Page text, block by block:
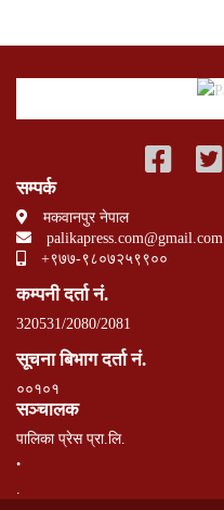
सम्पर्क
मकवानपुर नेपाल
palikapress.com@gmail.com
+९७७-९८०७२५९९००
कम्पनी दर्ता नं.
320531/2080/2081
सूचना बिभाग दर्ता नं.
००१०१
सञ्चालक
पालिका प्रेस प्रा.लि.
.
.